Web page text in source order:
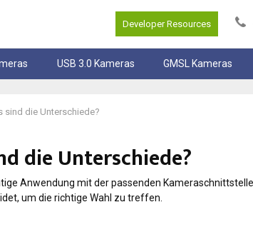
Developer Resources
USB 3.0 Kameras GMSL Kameras
sind die Unterschiede?
die Unterschiede?
Anwendung mit der passenden
um die richtige Wahl zu treffen.